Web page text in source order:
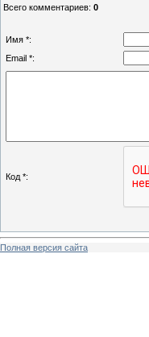
Всего комментариев: 0
Имя *:
Email *:
Код *:
Полная версия сайта